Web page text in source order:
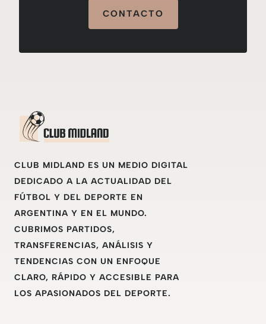
CONTACTO
CLUB MIDLAND ES UN MEDIO DIGITAL
DEDICADO A LA ACTUALIDAD DEL
FÚTBOL Y DEL DEPORTE EN
ARGENTINA Y EN EL MUNDO.
CUBRIMOS PARTIDOS,
TRANSFERENCIAS, ANÁLISIS Y
TENDENCIAS CON UN ENFOQUE
CLARO, RÁPIDO Y ACCESIBLE PARA
LOS APASIONADOS DEL DEPORTE.